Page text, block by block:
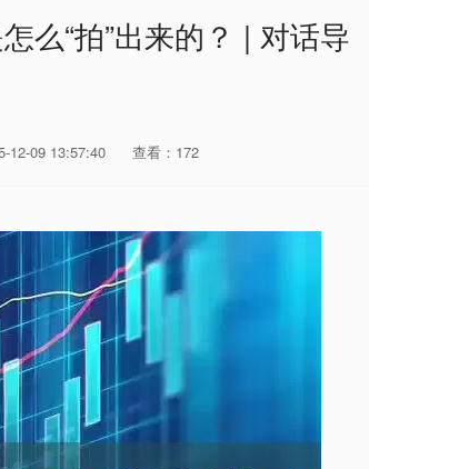
么“拍”出来的？ | 对话导
12-09 13:57:40 查看：172